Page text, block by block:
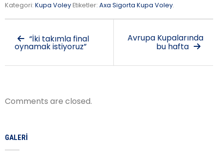
Kategori: Kupa VoleyEtiketler: Axa Sigorta Kupa Voley.
“İki takımla final
oynamak istiyoruz”
Avrupa Kupalarında
bu hafta
Comments are closed.
GALERI